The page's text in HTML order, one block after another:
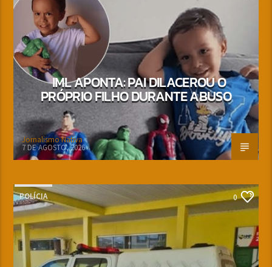
IML APONTA: PAI DILACEROU O
PRÓPRIO FILHO DURANTE ABUSO
Jornalismo Nativa
7 DE AGOSTO, 2026
POLÍCIA 0